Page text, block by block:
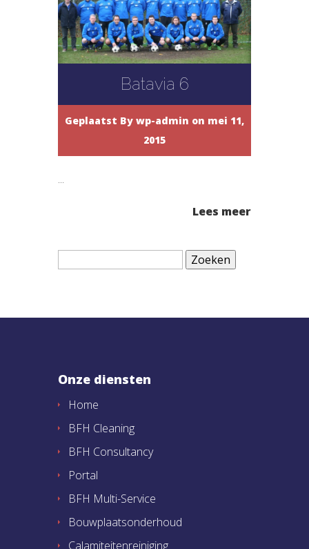
Batavia 6
Geplaatst By wp-admin on mei 11,
2015
...
Lees meer
Zoeken
Onze diensten
Home
BFH Cleaning
BFH Consultancy
Portal
BFH Multi-Service
Bouwplaatsonderhoud
Calamiteitenreiniging